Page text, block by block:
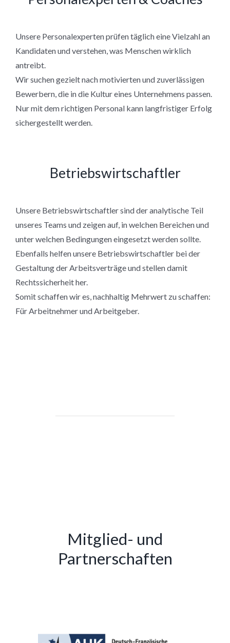
Unsere Personalexperten prüfen täglich eine Vielzahl an
Kandidaten und verstehen, was Menschen wirklich
antreibt.
Wir suchen gezielt nach motivierten und zuverlässigen
Bewerbern, die in die Kultur eines Unternehmens passen.
Nur mit dem richtigen Personal kann langfristiger Erfolg
sichergestellt werden.
Betriebswirtschaftler
Unsere Betriebswirtschaftler sind der analytische Teil
unseres Teams und zeigen auf, in welchen Bereichen und
unter welchen Bedingungen eingesetzt werden sollte.
Ebenfalls helfen unsere Betriebswirtschaftler bei der
Gestaltung der Arbeitsverträge und stellen damit
Rechtssicherheit her.
Somit schaffen wir es, nachhaltig Mehrwert zu schaffen:
Für Arbeitnehmer und Arbeitgeber.
Mitglied- und
Partnerschaften